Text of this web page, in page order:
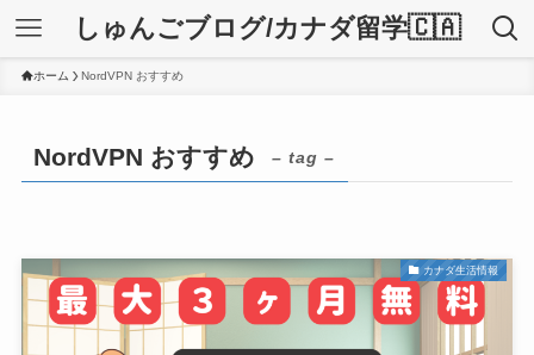
しゅんごブログ/カナダ留学🇨🇦
ホーム NordVPN おすすめ
NordVPN おすすめ – tag –
カナダ生活情報